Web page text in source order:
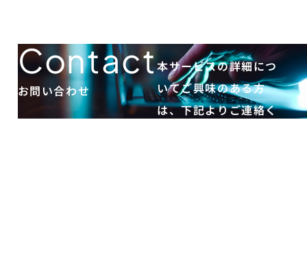
Contact
お問い合わせ
本サービスの詳細につ
いてご興味のある方
は、下記よりご連絡く